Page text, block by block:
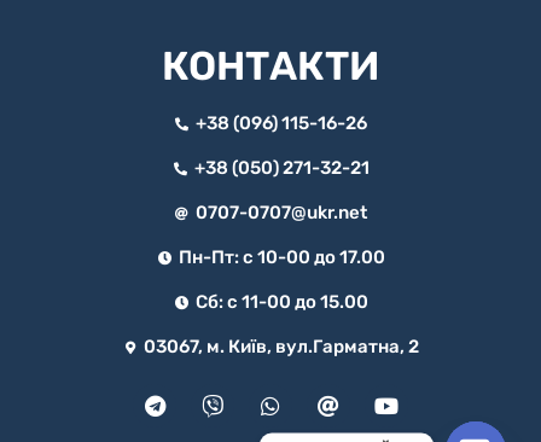
КОНТАКТИ
+38 (096) 115-16-26
+38 (050) 271-32-21
0707-0707@ukr.net
Пн-Пт: с 10-00 до 17.00
Сб: с 11-00 до 15.00
03067, м. Київ, вул.Гарматна, 2